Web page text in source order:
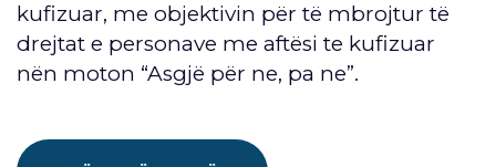
kufizuar, me objektivin për të mbrojtur të
drejtat e personave me aftësi te kufizuar
nën moton “Asgjë për ne, pa ne”.